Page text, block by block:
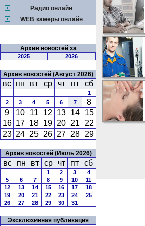
Радио онлайн
WEB камеры онлайн
Архив новостей за
2025 2026
Архив новостей (Август 2026)
вс пн вт ср чт пт сб
1
2
3 4 5 6 7
8
9
10 11 12 13 14
15
16 17 18 19 20 21
22
23 24 25 26 27 28 29
Архив новостей (Июль 2026)
вс пн вт ср чт пт сб
1 2 3
4
5
6 7 8 9 10
11
12
13 14 15 16 17
18
19
20 21 22 23 24
25
26
27 28 29 30 31
Эксклюзивная публикация